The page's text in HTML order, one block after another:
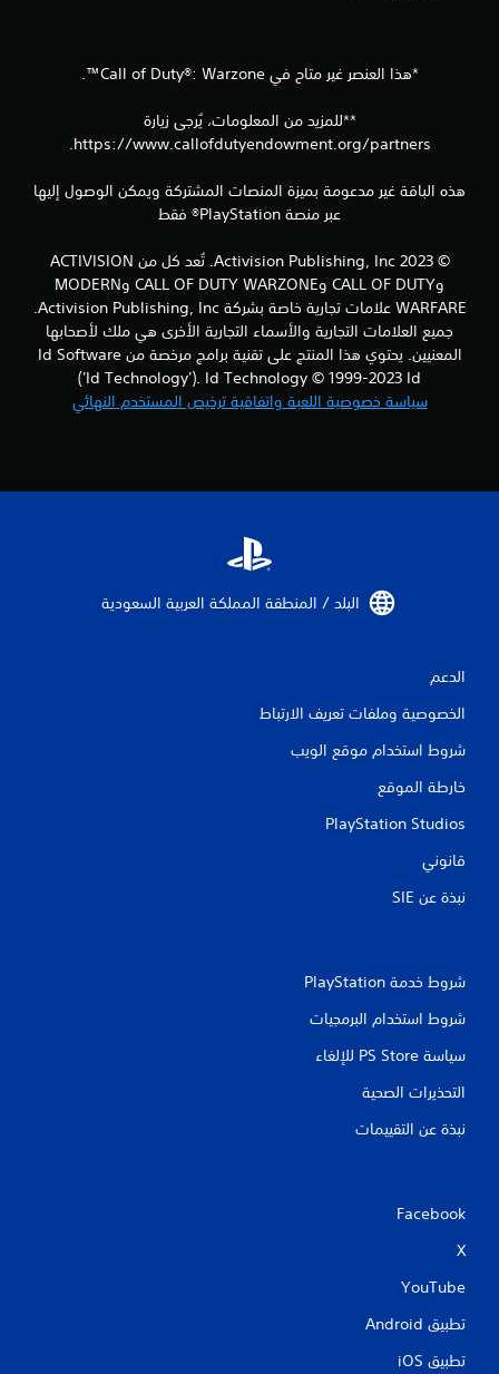
ا
*هذا العنصر غير متاح في Call of Duty®: Warzone™.
**للمزيد من المعلومات، يُرجى زيارة
https://www.callofdutyendowment.org/partners.
هذه الباقة غير مدعومة بميزة المنصات المشتركة ويمكن الوصول إليها
عبر منصة PlayStation® فقط
© 2023 Activision Publishing, Inc. تُعد كل من ACTIVISION
وCALL OF DUTY وCALL OF DUTY WARZONE وMODERN
WARFARE علامات تجارية خاصة بشركة Activision Publishing, Inc.
جميع العلامات التجارية والأسماء التجارية الأخرى هي ملك لأصحابها
المعنيين. يحتوي هذا المنتج على تقنية برامج مرخصة من Id Software
('Id Technology'). Id Technology © 1999-2023 Id
سياسة خصوصية اللعبة واتفاقية ترخيص المستخدم النهائي
البلد / المنطقة المملكة العربية السعودية‏
الدعم
الخصوصية وملفات تعريف الارتباط
شروط استخدام موقع الويب
خارطة الموقع
PlayStation Studios
قانوني
نبذة عن SIE‏
شروط خدمة PlayStation‏
شروط استخدام البرمجيات
سياسة PS Store للإلغاء
التحذيرات الصحية
نبذة عن التقييمات
Facebook
X
YouTube
تطبيق Android‏
تطبيق iOS‏